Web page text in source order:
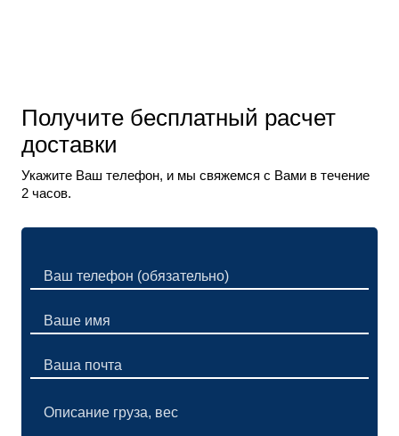
Получите бесплатный расчет
доставки
Укажите Ваш телефон, и мы свяжемся с Вами в течение
2 часов.